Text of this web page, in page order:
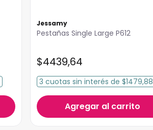
Jessamy
Pestañas Single Large P612
$4439,64
3 cuotas sin interés de $1479,88
Agregar al carrito